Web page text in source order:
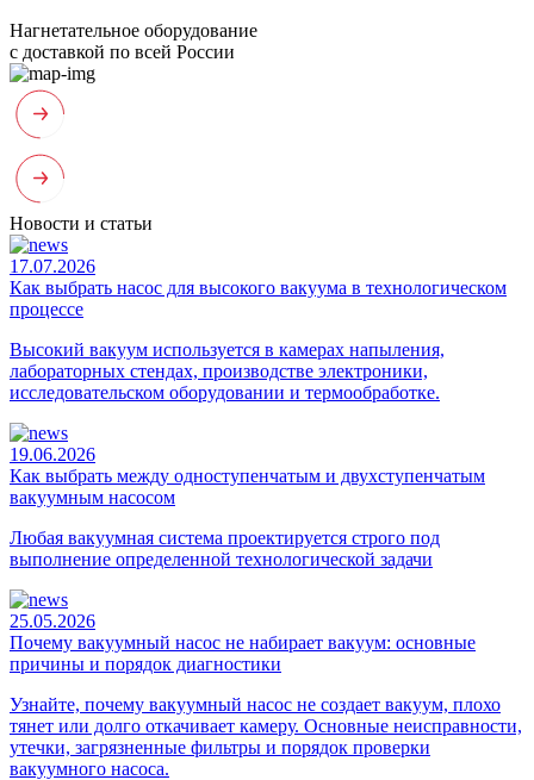
Нагнетательное оборудование
с доставкой по всей России
Новости и статьи
17.07.2026
Как выбрать насос для высокого вакуума в технологическом
процессе
Высокий вакуум используется в камерах напыления,
лабораторных стендах, производстве электроники,
исследовательском оборудовании и термообработке.
19.06.2026
Как выбрать между одноступенчатым и двухступенчатым
вакуумным насосом
Любая вакуумная система проектируется строго под
выполнение определенной технологической задачи
25.05.2026
Почему вакуумный насос не набирает вакуум: основные
причины и порядок диагностики
Узнайте, почему вакуумный насос не создает вакуум, плохо
тянет или долго откачивает камеру. Основные неисправности,
утечки, загрязненные фильтры и порядок проверки
вакуумного насоса.